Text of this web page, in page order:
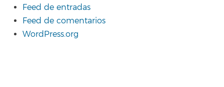
Feed de entradas
Feed de comentarios
WordPress.org